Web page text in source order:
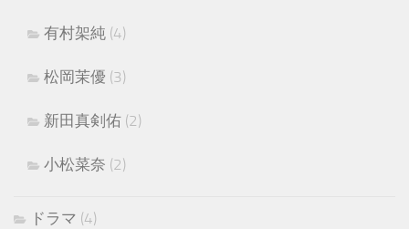
有村架純 (4)
松岡茉優 (3)
新田真剣佑 (2)
小松菜奈 (2)
ドラマ (4)